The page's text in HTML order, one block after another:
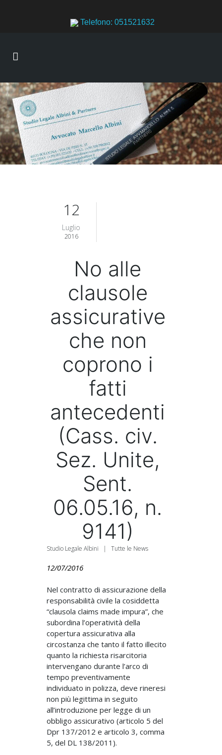
Telefono: 051521632
12
Luglio
2016
No alle
clausole
assicurative
che non
coprono i
fatti
antecedenti
(Cass. civ.
Sez. Unite,
Sent.
06.05.16, n.
9141)
Studio Legale Albini | Tutte le News
12/07/2016
Nel contratto di assicurazione della
responsabilità civile la cosiddetta
“clausola claims made impura”, che
subordina l’operatività della
copertura assicurativa alla
circostanza che tanto il fatto illecito
quanto la richiesta risarcitoria
intervengano durante l’arco di
tempo preventivamente
individuato in polizza, deve rineresi
non più legittima in seguito
all’introduzione per legge di un
obbligo assicurativo (articolo 5 del
Dpr 137/2012 e articolo 3, comma
5, del DL 138/2011).